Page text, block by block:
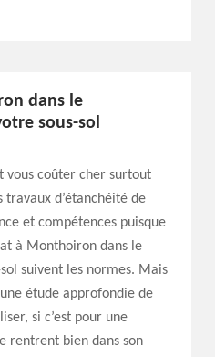
dans le
sous-sol
vous coûter cher surtout
d’étanchéité de
et compétences puisque
à Monthoiron dans le
suivent les normes. Mais
étude approfondie de
si c’est pour une
rentrent bien dans son